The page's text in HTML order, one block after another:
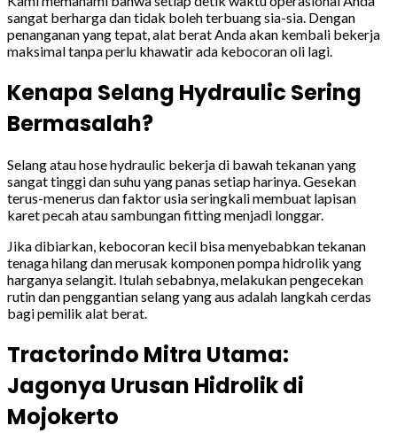
sangat berharga dan tidak boleh terbuang sia-sia. Dengan
penanganan yang tepat, alat berat Anda akan kembali bekerja
maksimal tanpa perlu khawatir ada kebocoran oli lagi.
Kenapa Selang Hydraulic Sering
Bermasalah?
Selang atau hose hydraulic bekerja di bawah tekanan yang
sangat tinggi dan suhu yang panas setiap harinya. Gesekan
terus-menerus dan faktor usia seringkali membuat lapisan
karet pecah atau sambungan fitting menjadi longgar.
Jika dibiarkan, kebocoran kecil bisa menyebabkan tekanan
tenaga hilang dan merusak komponen pompa hidrolik yang
harganya selangit. Itulah sebabnya, melakukan pengecekan
rutin dan penggantian selang yang aus adalah langkah cerdas
bagi pemilik alat berat.
Tractorindo Mitra Utama:
Jagonya Urusan Hidrolik di
Mojokerto